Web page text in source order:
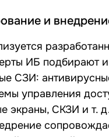
и
ИБ подбирают
СЗИ:
управления
экраны, СКЗИ и т.